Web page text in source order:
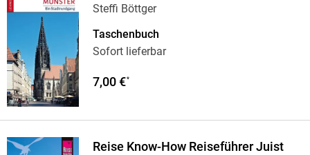
Steffi Böttger
Taschenbuch
Sofort lieferbar
7,00 €*
Reise Know-How Reiseführer Juist